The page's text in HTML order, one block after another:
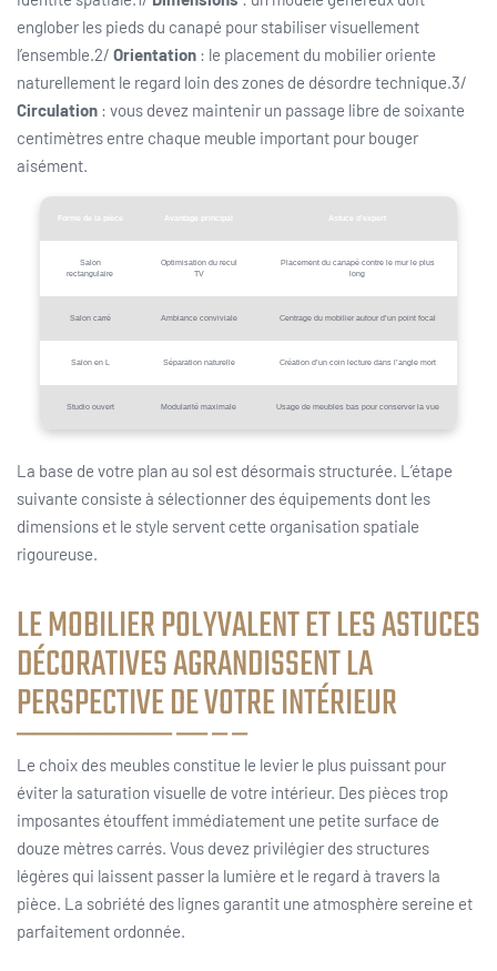
englober les pieds du canapé pour stabiliser visuellement
l’ensemble.2/ Orientation : le placement du mobilier oriente
naturellement le regard loin des zones de désordre technique.3/
Circulation : vous devez maintenir un passage libre de soixante
centimètres entre chaque meuble important pour bouger
aisément.
Forme de la pièce Avantage principal Astuce d’expert
Salon
rectangulaire
Optimisation du recul
TV
Placement du canapé contre le mur le plus
long
Salon carré Ambiance conviviale Centrage du mobilier autour d’un point focal
Salon en L Séparation naturelle Création d’un coin lecture dans l’angle mort
Studio ouvert Modularité maximale Usage de meubles bas pour conserver la vue
La base de votre plan au sol est désormais structurée. L’étape
suivante consiste à sélectionner des équipements dont les
dimensions et le style servent cette organisation spatiale
rigoureuse.
LE MOBILIER POLYVALENT ET LES ASTUCES
DÉCORATIVES AGRANDISSENT LA
PERSPECTIVE DE VOTRE INTÉRIEUR
Le choix des meubles constitue le levier le plus puissant pour
éviter la saturation visuelle de votre intérieur. Des pièces trop
imposantes étouffent immédiatement une petite surface de
douze mètres carrés. Vous devez privilégier des structures
légères qui laissent passer la lumière et le regard à travers la
pièce. La sobriété des lignes garantit une atmosphère sereine et
parfaitement ordonnée.